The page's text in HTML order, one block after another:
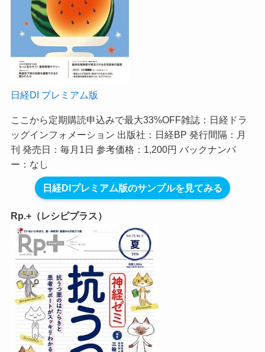
日経DI プレミアム版
ここから定期購読申込みで最大33%OFF雑誌：日経ドラ
ッグインフォメーション 出版社：日経BP 発行間隔：月
刊 発売日：毎月1日 参考価格：1,200円 バックナンバ
ー：なし
日経DIプレミアム版のサンプルを見てみる
Rp.+（レシピプラス）